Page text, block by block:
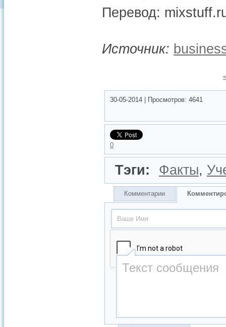
Перевод:
Источник:
30-05-2014 Просмотров: 4641
0
Тэги: Факты,
Комментарии